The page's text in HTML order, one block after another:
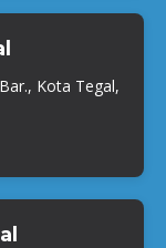
Kota Tegal,